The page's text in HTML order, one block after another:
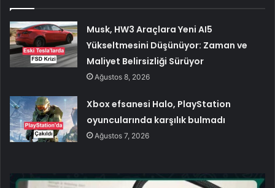
Musk, HW3 Araçlara Yeni AI5
Yükseltmesini Düşünüyor: Zaman ve
Maliyet Belirsizliği Sürüyor
Ağustos 8, 2026
Xbox efsanesi Halo, PlayStation
oyuncularında karşılık bulmadı
Ağustos 7, 2026